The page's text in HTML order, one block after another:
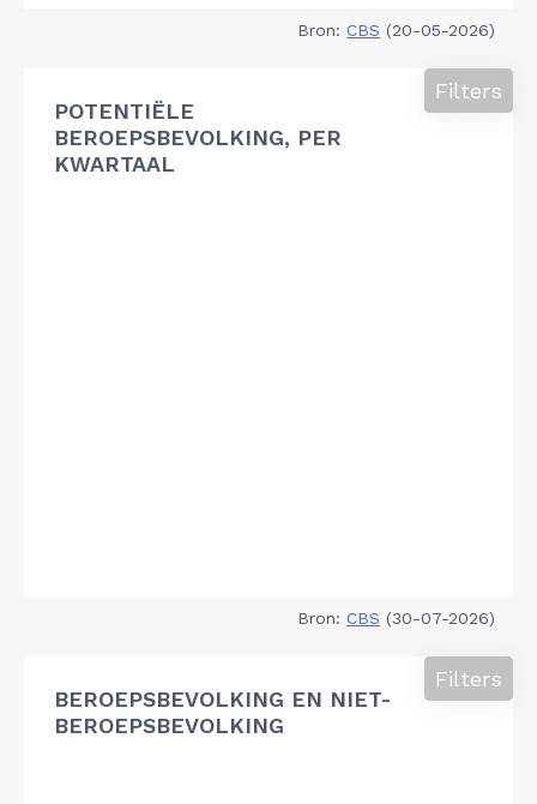
Bron: CBS (20-05-2026)
POTENTIËLE
BEROEPSBEVOLKING, PER
KWARTAAL
Filters
Bron: CBS (30-07-2026)
BEROEPSBEVOLKING EN NIET-
BEROEPSBEVOLKING
Filters